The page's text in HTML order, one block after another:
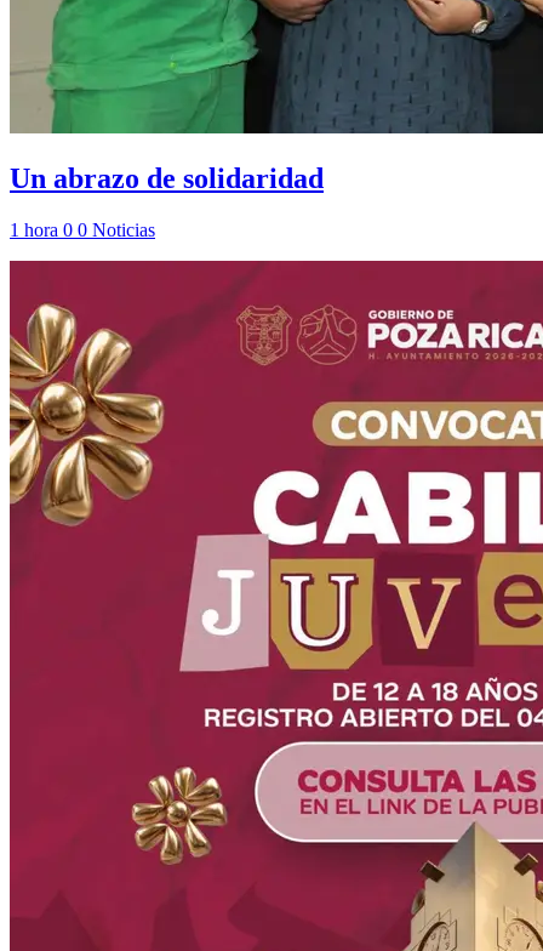
Un abrazo de solidaridad
1 hora 0 0 Noticias